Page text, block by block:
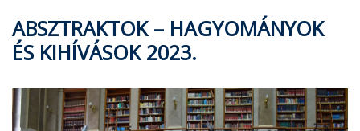
ABSZTRAKTOK – HAGYOMÁNYOK
ÉS KIHÍVÁSOK 2023.